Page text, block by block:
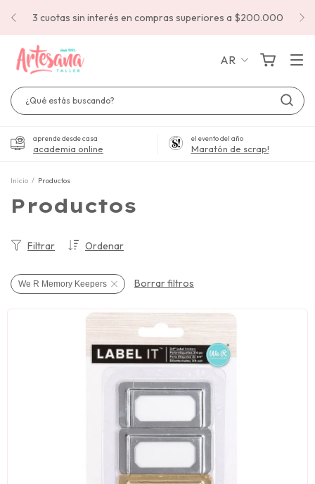
3 cuotas sin interés en compras superiores a $200.000
AR
aprende desde casa
academia online
el evento del año
Maratón de scrap!
Inicio / Productos
Productos
Ordenar
Filtrar
We R Memory Keepers Borrar filtros